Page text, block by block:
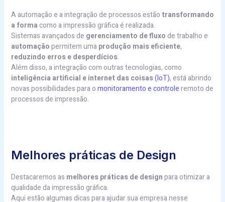
A automação e a integração de processos estão transformando
a formacomo a impressão gráfica é realizada.
Sistemas avançados de gerenciamento de fluxo de trabalho e
automaçãopermitem uma produção mais eficiente,
reduzindo erros e desperdícios.
Além disso, a integração com outras tecnologias, como
inteligência artificial e internet das coisas(IoT), está abrindo
novas possibilidades para omonitoramento e controleremoto de
processos de impressão.
Melhores práticas de Design
Destacaremos as melhores práticas de designpara otimizar a
qualidade da impressão gráfica.
Aqui estão algumas dicas para ajudar sua empresa nesse